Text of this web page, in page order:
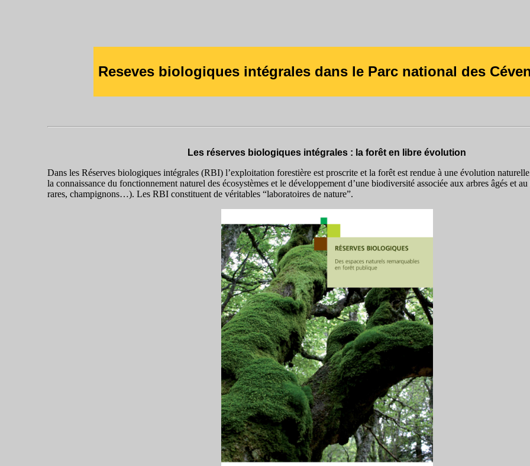
Reseves biologiques intégrales dans le Parc national des
Les réserves biologiques intégrales : la forêt en libre évolution
Dans les Réserves biologiques intégrales (RBI) l’exploitation forestière est proscrite et la forêt est rendue à une évolution
la connaissance du fonctionnement naturel des écosystèmes et le développement d’une biodiversité associée aux arbres âgés et
rares, champignons…). Les RBI constituent de véritables “laboratoires de nature”.